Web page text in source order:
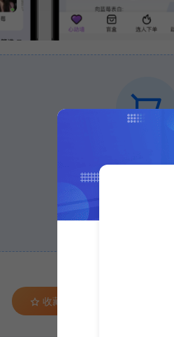
登录购买
收藏 (0)